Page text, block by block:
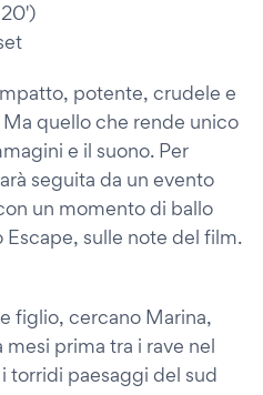
potente, crudele e
quello che rende unico
e il suono. Per
seguita da un evento
un momento di ballo
sulle note del film.
figlio, cercano Marina,
prima tra i rave nel
torridi paesaggi del sud